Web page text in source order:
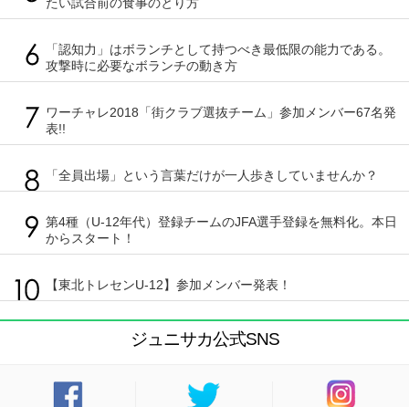
たい試合前の食事のとり方
「認知力」はボランチとして持つべき最低限の能力である。
攻撃時に必要なボランチの動き方
ワーチャレ2018「街クラブ選抜チーム」参加メンバー67名発
表!!
「全員出場」という言葉だけが一人歩きしていませんか？
第4種（U-12年代）登録チームのJFA選手登録を無料化。本日
からスタート！
【東北トレセンU-12】参加メンバー発表！
ジュニサカ公式SNS